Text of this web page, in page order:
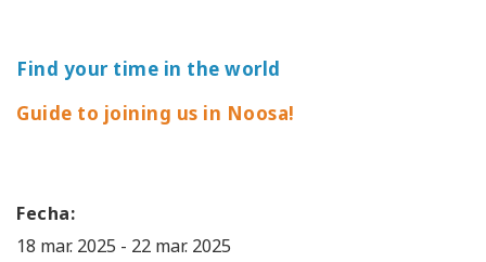
Find your time in the world
Guide to joining us in Noosa!
Fecha:
18 mar. 2025 - 22 mar. 2025